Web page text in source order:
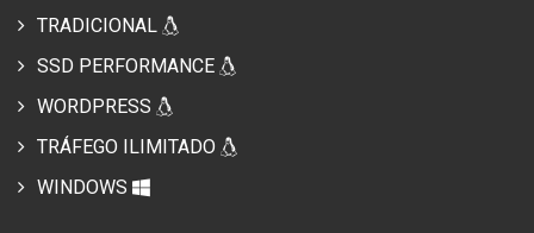
TRADICIONAL
SSD PERFORMANCE
WORDPRESS
TRÁFEGO ILIMITADO
WINDOWS